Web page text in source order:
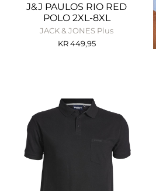
J&J PAULOS RIO RED
POLO 2XL-8XL
JACK & JONES Plus
KR449,95